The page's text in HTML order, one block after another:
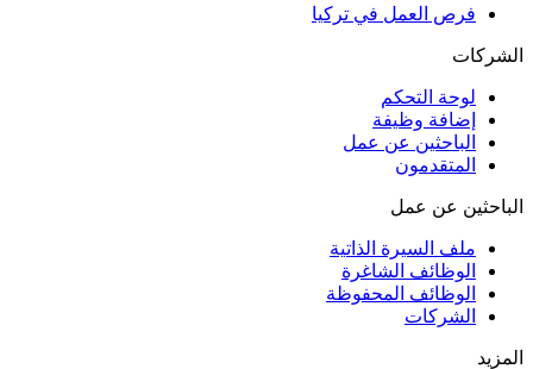
فرص العمل في تركيا
الشركات
لوحة التحكم
إضافة وظيفة
الباحثين عن عمل
المتقدمون
الباحثين عن عمل
ملف السيرة الذاتية
الوظائف الشاغرة
الوظائف المحفوظة
الشركات
المزيد